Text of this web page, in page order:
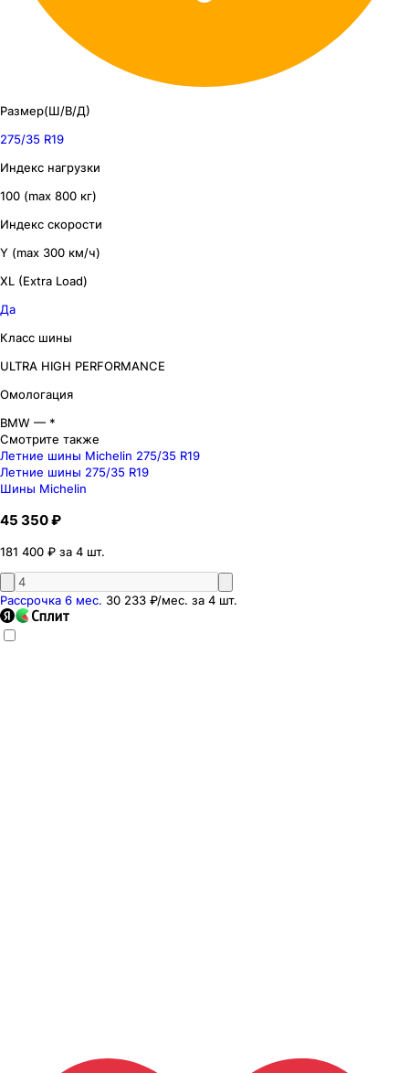
Размер(Ш/В/Д)
275/35 R19
Индекс нагрузки
100 (max 800 кг)
Индекс скорости
Y (max 300 км/ч)
XL (Extra Load)
Да
Класс шины
ULTRA HIGH PERFORMANCE
Омологация
BMW — *
Смотрите также
Летние шины Michelin 275/35 R19
Летние шины 275/35 R19
Шины Michelin
45 350 ₽
181 400 ₽ за 4 шт.
Рассрочка 6 мес. 30 233 ₽/мес. за 4 шт.